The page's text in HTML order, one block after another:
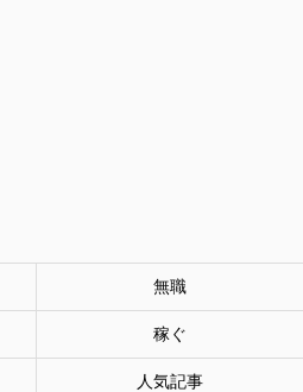
無職
稼ぐ
人気記事